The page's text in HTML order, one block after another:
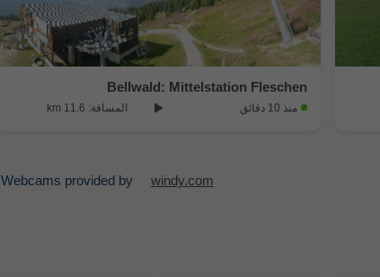
Bellwald: Mittelstation Fleschen
منذ 10 دقائق المسافة: 11.6 km
Webcams provided by windy.com